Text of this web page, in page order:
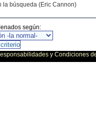
la búsqueda (Eric Cannon)
según:
y Condiciones